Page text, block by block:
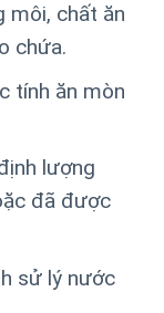
môi, chất ăn
chứa.
tính ăn mòn
lượng
đã được
sử lý nước